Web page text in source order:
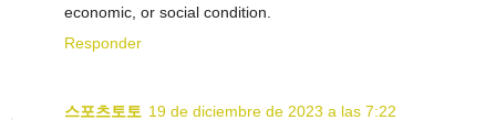
economic, or social condition.
Responder
스포츠토토 19 de diciembre de 2023 a las 7:22